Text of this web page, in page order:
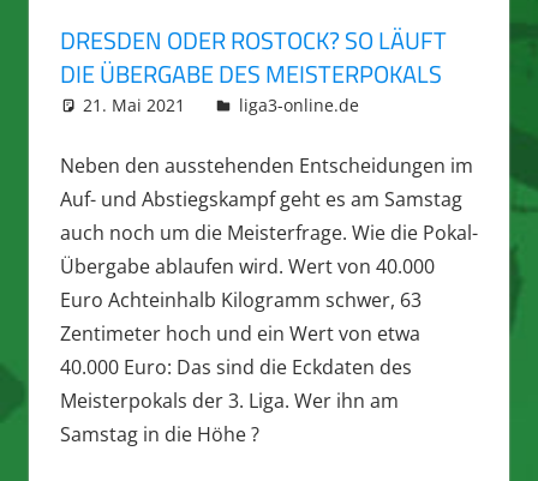
DRESDEN ODER ROSTOCK? SO LÄUFT
DIE ÜBERGABE DES MEISTERPOKALS
21. Mai 2021 integromat
liga3-online.de
Neben den ausstehenden Entscheidungen im
Auf- und Abstiegskampf geht es am Samstag
auch noch um die Meisterfrage. Wie die Pokal-
Übergabe ablaufen wird. Wert von 40.000
Euro Achteinhalb Kilogramm schwer, 63
Zentimeter hoch und ein Wert von etwa
40.000 Euro: Das sind die Eckdaten des
Meisterpokals der 3. Liga. Wer ihn am
Samstag in die Höhe ?